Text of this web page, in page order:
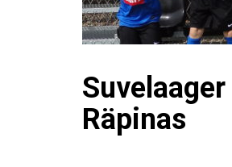
Räpinas